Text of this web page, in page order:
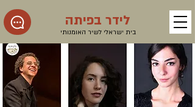
לידר בפיתה
בית ישראלי לשיר האומנותי